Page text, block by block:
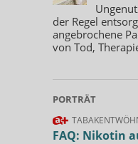
der Regel
angebrochene
von Tod,
PORTRÄT
FAQ: Nikotin